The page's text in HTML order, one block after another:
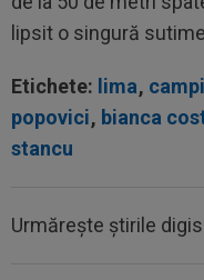
lipsit o singură
Etichete: lima,
popovici, bianca
stancu
Urmărește știrile